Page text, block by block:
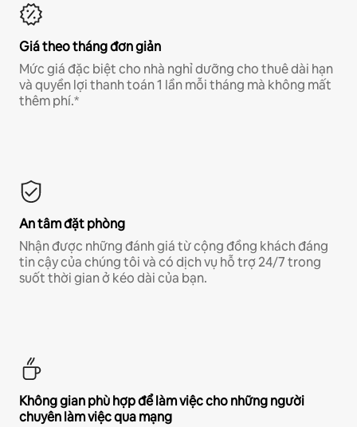
Giá theo tháng đơn giản
Mức giá đặc biệt cho nhà nghỉ dưỡng cho thuê dài hạn
và quyền lợi thanh toán 1 lần mỗi tháng mà không mất
thêm phí.*
An tâm đặt phòng
Nhận được những đánh giá từ cộng đồng khách đáng
tin cậy của chúng tôi và có dịch vụ hỗ trợ 24/7 trong
suốt thời gian ở kéo dài của bạn.
Không gian phù hợp để làm việc cho những người
chuyên làm việc qua mạng